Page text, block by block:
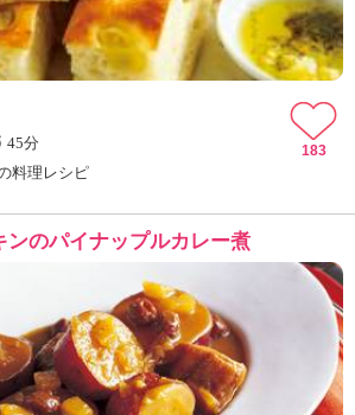
45分
料理レシピ
183
ンのパイナップルカレー煮